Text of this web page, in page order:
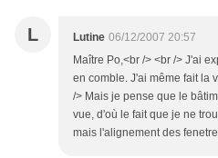
L Lutine 06/12/2007 20:57
Maître Po,<br /> <br /> J'ai
en comble. J'ai même fait la
/> Mais je pense que le
vue, d'où le fait que je ne
mais l'alignement des